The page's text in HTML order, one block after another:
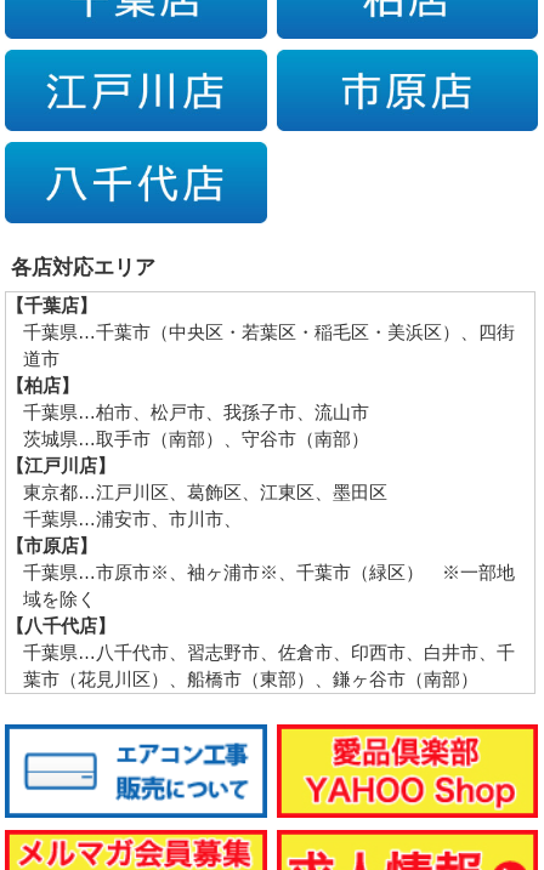
各店対応エリア
【千葉店】
千葉県…千葉市（中央区・若葉区・稲毛区・美浜区）、四街
道市
【柏店】
千葉県…柏市、松戸市、我孫子市、流山市
茨城県…取手市（南部）、守谷市（南部）
【江戸川店】
東京都…江戸川区、葛飾区、江東区、墨田区
千葉県…浦安市、市川市、
【市原店】
千葉県…市原市※、袖ヶ浦市※、千葉市（緑区） ※一部地
域を除く
【八千代店】
千葉県…八千代市、習志野市、佐倉市、印西市、白井市、千
葉市（花見川区）、船橋市（東部）、鎌ヶ谷市（南部）